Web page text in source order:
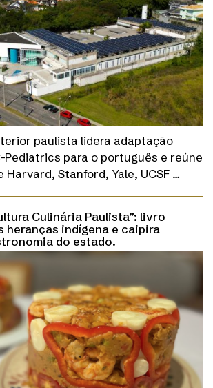
paulista lidera adaptação
Pediatrics para o português e reúne
Stanford, Yale, UCSF …
Culinária Paulista”: livro
heranças indígena e caipira
do estado.